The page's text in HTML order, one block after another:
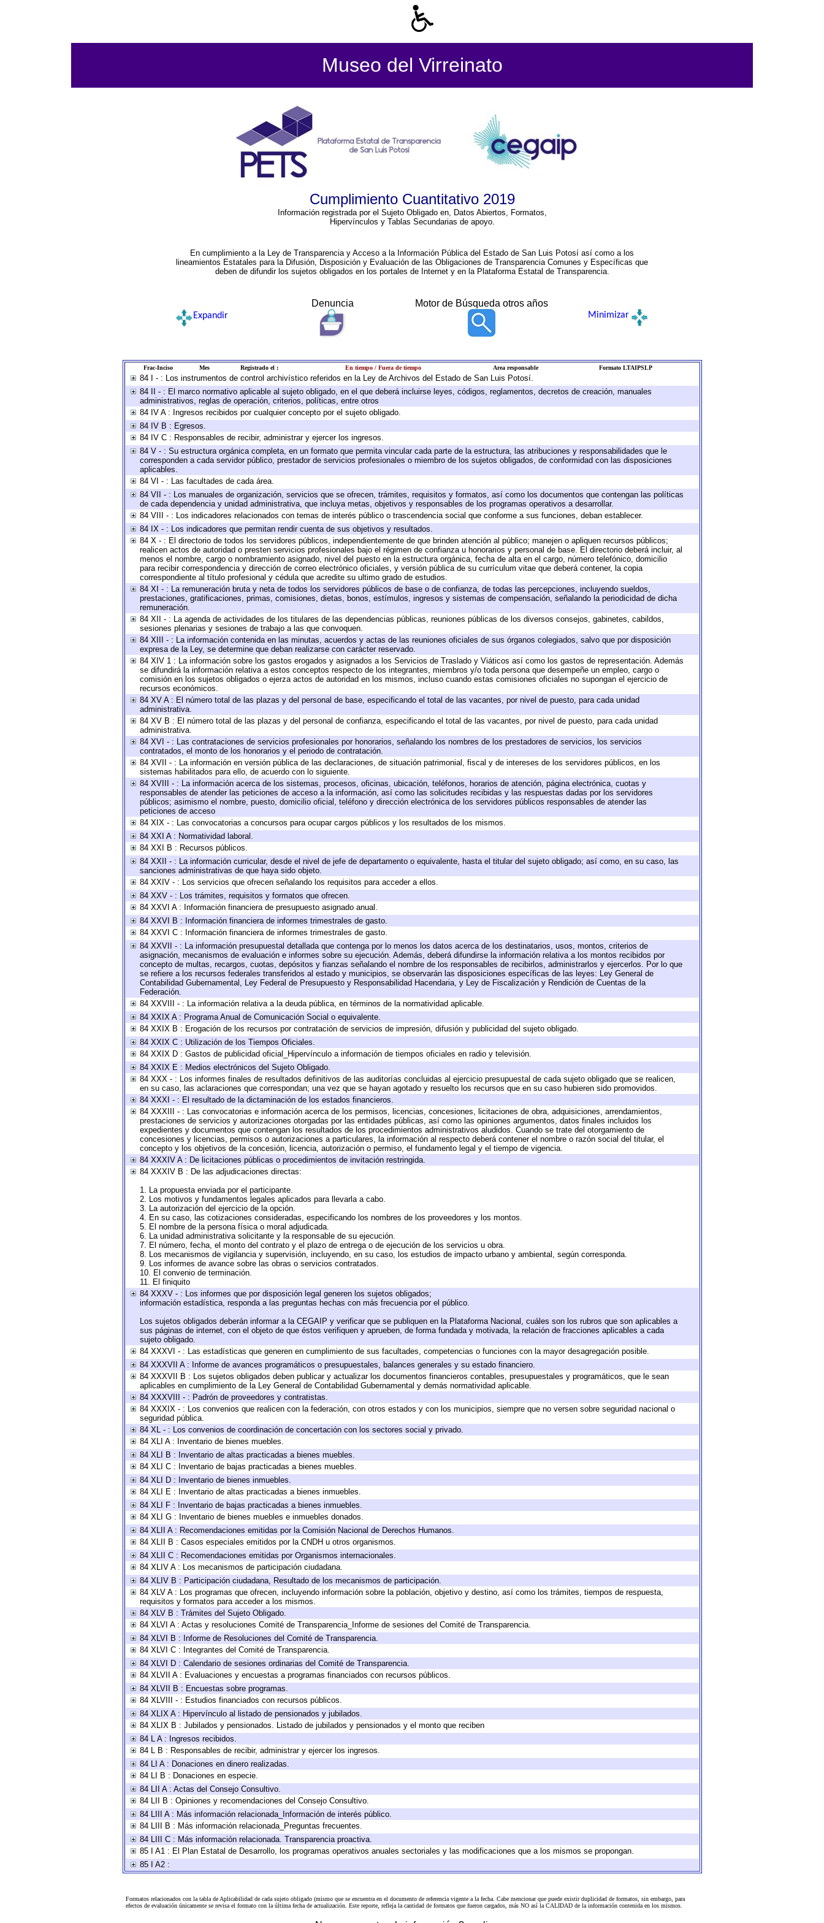
Museo del Virreinato
Cumplimiento Cuantitativo 2019
Información registrada por el Sujeto Obligado en, Datos Abiertos, Formatos,
Hipervínculos y Tablas Secundarias de apoyo.
En cumplimiento a la Ley de Transparencia y Acceso a la Información Pública del Estado de San Luis Potosí así como a los
lineamientos Estatales para la Difusión, Disposición y Evaluación de las Obligaciones de Transparencia Comunes y Específicas que
deben de difundir los sujetos obligados en los portales de Internet y en la Plataforma Estatal de Transparencia.
Denuncia Motor de Búsqueda otros años
Expandir Minimizar
Frac-Inciso Mes Registrado el : En tiempo / Fuera de tiempo Area responsable Formato LTAIPSLP
84 I - : Los instrumentos de control archivístico referidos en la Ley de Archivos del Estado de San Luis Potosí.
84 II - : El marco normativo aplicable al sujeto obligado, en el que deberá incluirse leyes, códigos, reglamentos, decretos de creación, manuales
administrativos, reglas de operación, criterios, políticas, entre otros
84 IV A : Ingresos recibidos por cualquier concepto por el sujeto obligado.
84 IV B : Egresos.
84 IV C : Responsables de recibir, administrar y ejercer los ingresos.
84 V - : Su estructura orgánica completa, en un formato que permita vincular cada parte de la estructura, las atribuciones y responsabilidades que le
corresponden a cada servidor público, prestador de servicios profesionales o miembro de los sujetos obligados, de conformidad con las disposiciones
aplicables.
84 VI - : Las facultades de cada área.
84 VII - : Los manuales de organización, servicios que se ofrecen, trámites, requisitos y formatos, así como los documentos que contengan las políticas
de cada dependencia y unidad administrativa, que incluya metas, objetivos y responsables de los programas operativos a desarrollar.
84 VIII - : Los indicadores relacionados con temas de interés público o trascendencia social que conforme a sus funciones, deban establecer.
84 IX - : Los indicadores que permitan rendir cuenta de sus objetivos y resultados.
84 X - : El directorio de todos los servidores públicos, independientemente de que brinden atención al público; manejen o apliquen recursos públicos;
realicen actos de autoridad o presten servicios profesionales bajo el régimen de confianza u honorarios y personal de base. El directorio deberá incluir, al
menos el nombre, cargo o nombramiento asignado, nivel del puesto en la estructura orgánica, fecha de alta en el cargo, número telefónico, domicilio
para recibir correspondencia y dirección de correo electrónico oficiales, y versión pública de su currículum vitae que deberá contener, la copia
correspondiente al título profesional y cédula que acredite su ultimo grado de estudios.
84 XI - : La remuneración bruta y neta de todos los servidores públicos de base o de confianza, de todas las percepciones, incluyendo sueldos,
prestaciones, gratificaciones, primas, comisiones, dietas, bonos, estímulos, ingresos y sistemas de compensación, señalando la periodicidad de dicha
remuneración.
84 XII - : La agenda de actividades de los titulares de las dependencias públicas, reuniones públicas de los diversos consejos, gabinetes, cabildos,
sesiones plenarias y sesiones de trabajo a las que convoquen.
84 XIII - : La información contenida en las minutas, acuerdos y actas de las reuniones oficiales de sus órganos colegiados, salvo que por disposición
expresa de la Ley, se determine que deban realizarse con carácter reservado.
84 XIV 1 : La información sobre los gastos erogados y asignados a los Servicios de Traslado y Viáticos así como los gastos de representación. Además
se difundirá la información relativa a estos conceptos respecto de los integrantes, miembros y/o toda persona que desempeñe un empleo, cargo o
comisión en los sujetos obligados o ejerza actos de autoridad en los mismos, incluso cuando estas comisiones oficiales no supongan el ejercicio de
recursos económicos.
84 XV A : El número total de las plazas y del personal de base, especificando el total de las vacantes, por nivel de puesto, para cada unidad
administrativa.
84 XV B : El número total de las plazas y del personal de confianza, especificando el total de las vacantes, por nivel de puesto, para cada unidad
administrativa.
84 XVI - : Las contrataciones de servicios profesionales por honorarios, señalando los nombres de los prestadores de servicios, los servicios
contratados, el monto de los honorarios y el periodo de contratación.
84 XVII - : La información en versión pública de las declaraciones, de situación patrimonial, fiscal y de intereses de los servidores públicos, en los
sistemas habilitados para ello, de acuerdo con lo siguiente.
84 XVIII - : La información acerca de los sistemas, procesos, oficinas, ubicación, teléfonos, horarios de atención, página electrónica, cuotas y
responsables de atender las peticiones de acceso a la información, así como las solicitudes recibidas y las respuestas dadas por los servidores
públicos; asimismo el nombre, puesto, domicilio oficial, teléfono y dirección electrónica de los servidores públicos responsables de atender las
peticiones de acceso
84 XIX - : Las convocatorias a concursos para ocupar cargos públicos y los resultados de los mismos.
84 XXI A : Normatividad laboral.
84 XXI B : Recursos públicos.
84 XXII - : La información curricular, desde el nivel de jefe de departamento o equivalente, hasta el titular del sujeto obligado; así como, en su caso, las
sanciones administrativas de que haya sido objeto.
84 XXIV - : Los servicios que ofrecen señalando los requisitos para acceder a ellos.
84 XXV - : Los trámites, requisitos y formatos que ofrecen.
84 XXVI A : Información financiera de presupuesto asignado anual.
84 XXVI B : Información financiera de informes trimestrales de gasto.
84 XXVI C : Información financiera de informes trimestrales de gasto.
84 XXVII - : La información presupuestal detallada que contenga por lo menos los datos acerca de los destinatarios, usos, montos, criterios de
asignación, mecanismos de evaluación e informes sobre su ejecución. Además, deberá difundirse la información relativa a los montos recibidos por
concepto de multas, recargos, cuotas, depósitos y fianzas señalando el nombre de los responsables de recibirlos, administrarlos y ejercerlos. Por lo que
se refiere a los recursos federales transferidos al estado y municipios, se observarán las disposiciones específicas de las leyes: Ley General de
Contabilidad Gubernamental, Ley Federal de Presupuesto y Responsabilidad Hacendaria, y Ley de Fiscalización y Rendición de Cuentas de la
Federación.
84 XXVIII - : La información relativa a la deuda pública, en términos de la normatividad aplicable.
84 XXIX A : Programa Anual de Comunicación Social o equivalente.
84 XXIX B : Erogación de los recursos por contratación de servicios de impresión, difusión y publicidad del sujeto obligado.
84 XXIX C : Utilización de los Tiempos Oficiales.
84 XXIX D : Gastos de publicidad oficial_Hipervínculo a información de tiempos oficiales en radio y televisión.
84 XXIX E : Medios electrónicos del Sujeto Obligado.
84 XXX - : Los informes finales de resultados definitivos de las auditorías concluidas al ejercicio presupuestal de cada sujeto obligado que se realicen,
en su caso, las aclaraciones que correspondan; una vez que se hayan agotado y resuelto los recursos que en su caso hubieren sido promovidos.
84 XXXI - : El resultado de la dictaminación de los estados financieros.
84 XXXIII - : Las convocatorias e información acerca de los permisos, licencias, concesiones, licitaciones de obra, adquisiciones, arrendamientos,
prestaciones de servicios y autorizaciones otorgadas por las entidades públicas, así como las opiniones argumentos, datos finales incluidos los
expedientes y documentos que contengan los resultados de los procedimientos administrativos aludidos. Cuando se trate del otorgamiento de
concesiones y licencias, permisos o autorizaciones a particulares, la información al respecto deberá contener el nombre o razón social del titular, el
concepto y los objetivos de la concesión, licencia, autorización o permiso, el fundamento legal y el tiempo de vigencia.
84 XXXIV A : De licitaciones públicas o procedimientos de invitación restringida.
84 XXXIV B : De las adjudicaciones directas:
1. La propuesta enviada por el participante.
2. Los motivos y fundamentos legales aplicados para llevarla a cabo.
3. La autorización del ejercicio de la opción.
4. En su caso, las cotizaciones consideradas, especificando los nombres de los proveedores y los montos.
5. El nombre de la persona física o moral adjudicada.
6. La unidad administrativa solicitante y la responsable de su ejecución.
7. El número, fecha, el monto del contrato y el plazo de entrega o de ejecución de los servicios u obra.
8. Los mecanismos de vigilancia y supervisión, incluyendo, en su caso, los estudios de impacto urbano y ambiental, según corresponda.
9. Los informes de avance sobre las obras o servicios contratados.
10. El convenio de terminación.
11. El finiquito
84 XXXV - : Los informes que por disposición legal generen los sujetos obligados;
información estadística, responda a las preguntas hechas con más frecuencia por el público.
Los sujetos obligados deberán informar a la CEGAIP y verificar que se publiquen en la Plataforma Nacional, cuáles son los rubros que son aplicables a
sus páginas de internet, con el objeto de que éstos verifiquen y aprueben, de forma fundada y motivada, la relación de fracciones aplicables a cada
sujeto obligado.
84 XXXVI - : Las estadísticas que generen en cumplimiento de sus facultades, competencias o funciones con la mayor desagregación posible.
84 XXXVII A : Informe de avances programáticos o presupuestales, balances generales y su estado financiero.
84 XXXVII B : Los sujetos obligados deben publicar y actualizar los documentos financieros contables, presupuestales y programáticos, que le sean
aplicables en cumplimiento de la Ley General de Contabilidad Gubernamental y demás normatividad aplicable.
84 XXXVIII - : Padrón de proveedores y contratistas.
84 XXXIX - : Los convenios que realicen con la federación, con otros estados y con los municipios, siempre que no versen sobre seguridad nacional o
seguridad pública.
84 XL - : Los convenios de coordinación de concertación con los sectores social y privado.
84 XLI A : Inventario de bienes muebles.
84 XLI B : Inventario de altas practicadas a bienes muebles.
84 XLI C : Inventario de bajas practicadas a bienes muebles.
84 XLI D : Inventario de bienes inmuebles.
84 XLI E : Inventario de altas practicadas a bienes inmuebles.
84 XLI F : Inventario de bajas practicadas a bienes inmuebles.
84 XLI G : Inventario de bienes muebles e inmuebles donados.
84 XLII A : Recomendaciones emitidas por la Comisión Nacional de Derechos Humanos.
84 XLII B : Casos especiales emitidos por la CNDH u otros organismos.
84 XLII C : Recomendaciones emitidas por Organismos internacionales.
84 XLIV A : Los mecanismos de participación ciudadana.
84 XLIV B : Participación ciudadana, Resultado de los mecanismos de participación.
84 XLV A : Los programas que ofrecen, incluyendo información sobre la población, objetivo y destino, así como los trámites, tiempos de respuesta,
requisitos y formatos para acceder a los mismos.
84 XLV B : Trámites del Sujeto Obligado.
84 XLVI A : Actas y resoluciones Comité de Transparencia_Informe de sesiones del Comité de Transparencia.
84 XLVI B : Informe de Resoluciones del Comité de Transparencia.
84 XLVI C : Integrantes del Comité de Transparencia.
84 XLVI D : Calendario de sesiones ordinarias del Comité de Transparencia.
84 XLVII A : Evaluaciones y encuestas a programas financiados con recursos públicos.
84 XLVII B : Encuestas sobre programas.
84 XLVIII - : Estudios financiados con recursos públicos.
84 XLIX A : Hipervínculo al listado de pensionados y jubilados.
84 XLIX B : Jubilados y pensionados. Listado de jubilados y pensionados y el monto que reciben
84 L A : Ingresos recibidos.
84 L B : Responsables de recibir, administrar y ejercer los ingresos.
84 LI A : Donaciones en dinero realizadas.
84 LI B : Donaciones en especie.
84 LII A : Actas del Consejo Consultivo.
84 LII B : Opiniones y recomendaciones del Consejo Consultivo.
84 LIII A : Más información relacionada_Información de interés público.
84 LIII B : Más información relacionada_Preguntas frecuentes.
84 LIII C : Más información relacionada. Transparencia proactiva.
85 I A1 : El Plan Estatal de Desarrollo, los programas operativos anuales sectoriales y las modificaciones que a los mismos se propongan.
85 I A2 :
Formatos relacionados con la tabla de Aplicabilidad de cada sujeto obligado (mismo que se encuentra en el documento de referenciavigente a la fecha. Cabe mencionar que puede existir duplicidad de formatos, sin embargo, para
efectos de evaluación únicamente se revisa el formato con la última fecha de actualización. Este reporte, refleja la cantidad de formatos que fueron cargados, más NO así la CALIDAD de la información contenida en los mismos.